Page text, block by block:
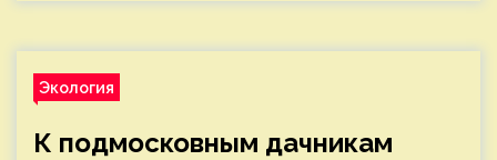
Экология
К подмосковным дачникам